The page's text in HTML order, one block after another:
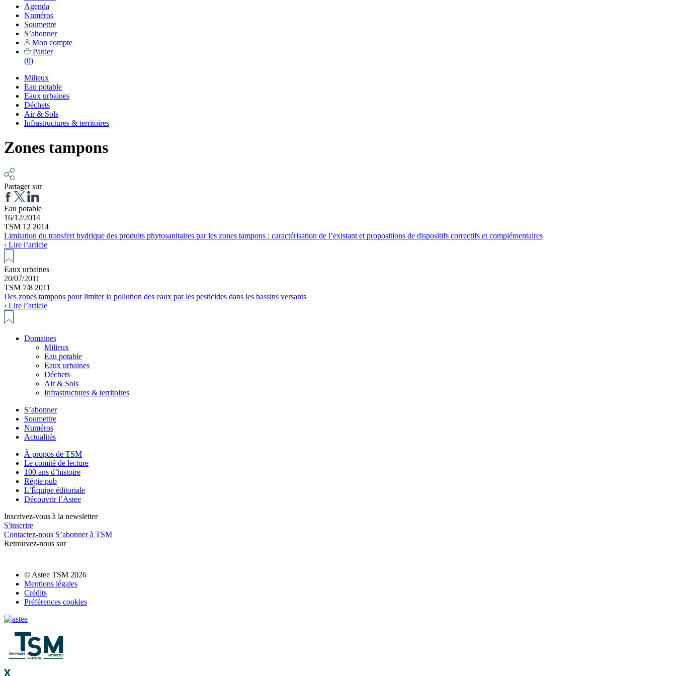
Agenda
Numéros
Soumettre
S’abonner
Mon compte
Panier
(0)
Milieux
Eau potable
Eaux urbaines
Déchets
Air & Sols
Infrastructures & territoires
Zones tampons
Partager sur
Eau potable
16/12/2014
TSM 12 2014
Limitation du transfert hydrique des produits phytosanitaires par les zones tampons : caractérisation de l’existant et propositions de dispositifs correctifs et complémentaires
› Lire l’article
Eaux urbaines
20/07/2011
TSM 7/8 2011
Des zones tampons pour limiter la pollution des eaux par les pesticides dans les bassins versants
› Lire l’article
Domaines
Milieux
Eau potable
Eaux urbaines
Déchets
Air & Sols
Infrastructures & territoires
S’abonner
Soumettre
Numéros
Actualités
À propos de TSM
Le comité de lecture
100 ans d’histoire
Régie pub
L’Équipe éditoriale
Découvrir l’Astee
Inscrivez-vous à la newsletter
S'inscrire
Contactez-nous S’abonner à TSM
Retrouvez-nous sur
© Astee TSM 2026
Mentions légales
Crédits
Préférences cookies